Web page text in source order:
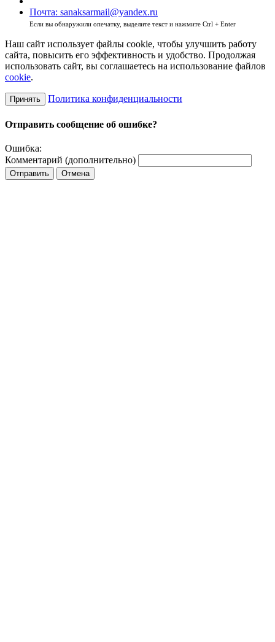
Почта: sanaksarmail@yandex.ru
Если вы обнаружили опечатку, выделите текст и нажмите Ctrl + Enter
Наш сайт использует файлы cookie, чтобы улучшить работу
сайта, повысить его эффективность и удобство. Продолжая
использовать сайт, вы соглашаетесь на использование файлов
cookie.
Принять Политика конфиденциальности
Отправить сообщение об ошибке?
Ошибка:
Комментарий (дополнительно)
Отправить Отмена